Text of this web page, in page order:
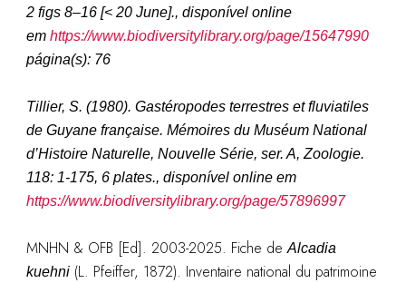
2 figs 8–16 [< 20 June]., disponível online
em https://www.biodiversitylibrary.org/page/15647990
página(s): 76
Tillier, S. (1980). Gastéropodes terrestres et fluviatiles
de Guyane française. Mémoires du Muséum National
d’Histoire Naturelle, Nouvelle Série, ser. A, Zoologie.
118: 1-175, 6 plates., disponível online em
https://www.biodiversitylibrary.org/page/57896997
MNHN & OFB [Ed]. 2003-2025. Fiche deAlcadia
kuehni(L. Pfeiffer, 1872). Inventaire national du patrimoine